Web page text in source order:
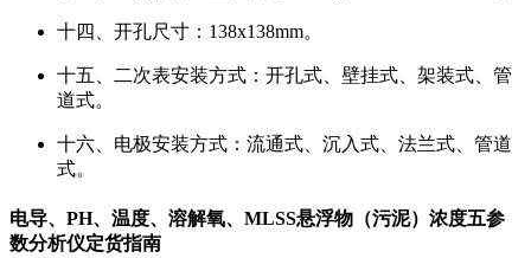
十四、开孔尺寸：138x138mm。
十五、二次表安装方式：开孔式、壁挂式、架装式、管
道式。
十六、电极安装方式：流通式、沉入式、法兰式、管道
式。
电导、PH、温度、溶解氧、MLSS悬浮物（污泥）浓度五参
数分析仪定货指南